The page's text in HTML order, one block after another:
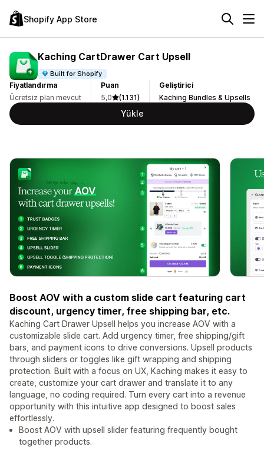
Shopify App Store
Kaching CartDrawer Cart Upsell
Built for Shopify
Fiyatlandırma
Ücretsiz plan mevcut
Puan
5,0
(1.131)
Geliştirici
Kaching Bundles & Upsells
Yükle
Boost AOV with a custom slide cart featuring cart
discount, urgency timer, free shipping bar, etc.
Kaching Cart Drawer Upsell helps you increase AOV with a
customizable slide cart. Add urgency timer, free shipping/gift
bars, and payment icons to drive conversions. Upsell products
through sliders or toggles like gift wrapping and shipping
protection. Built with a focus on UX, Kaching makes it easy to
create, customize your cart drawer and translate it to any
language, no coding required. Turn every cart into a revenue
opportunity with this intuitive app designed to boost sales
effortlessly.
Boost AOV with upsell slider featuring frequently bought
together products.